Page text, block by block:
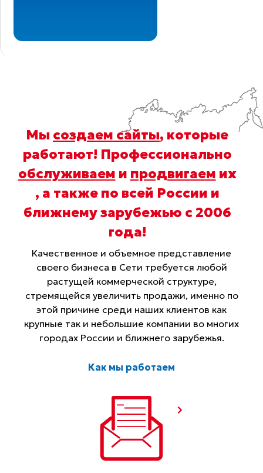
Мы создаем сайты, которые
работают! Профессионально
обслуживаем и продвигаем их
, а также по всей России и
ближнему зарубежью с 2006
года!
Качественное и объемное представление
своего бизнеса в Сети требуется любой
растущей коммерческой структуре,
стремящейся увеличить продажи, именно по
этой причине среди наших клиентов как
крупные так и небольшие компании во многих
городах России и ближнего зарубежья.
Как мы работаем